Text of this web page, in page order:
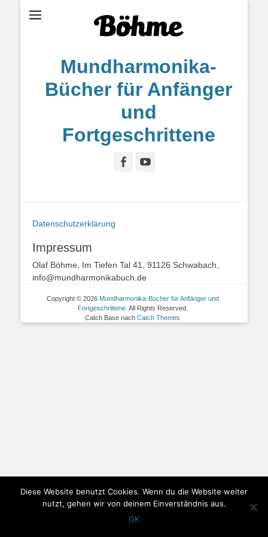
Mundharmonika-
Bücher für Anfänger
und
Fortgeschrittene
FacebookYouTube
Datenschutzerklärung
Impressum
Olaf Böhme, Im Tiefen Tal 41, 91126 Schwabach,
info@mundharmonikabuch.de
Copyright © 2026 Mundharmonika-Bücher für Anfänger und
Fortgeschrittene. All Rights Reserved.
Catch Base nach Catch Themes
Diese Website benutzt Cookies. Wenn du die Website weiter
nutzt, gehen wir von deinem Einverständnis aus.
OK